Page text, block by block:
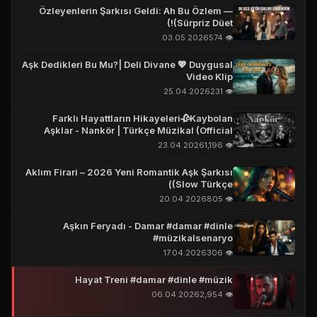
Özleyenlerin Şarkısı Geldi: Ah Bu Özlem —
(Sürpriz Düet!)
👁️ 574
03.05.2026
Aşk Dedikleri Bu Mu?| Deli Divane 💖 Duygusal
Video Klip
👁️ 231
25.04.2026
Farklı Hayattların Hikayeleri🥀Kaybolan
Aşklar - Nankör | Türkçe Müzikal (Official
Story Video)
👁️ 1,196
23.04.2026
Aklım Firari – 2026 Yeni Romantik Aşk Şarkısı
(Slow Türkçe)
👁️ 805
20.04.2026
Aşkın Feryadı - Damar #damar #dinle
#müzikalsenaryo
👁️ 306
17.04.2026
Hayat Treni #damar #dinle #müzik
👁️ 2,954
06.04.2026